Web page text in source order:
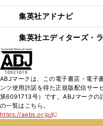
集英社アドナビ
集英社エディターズ・
ABJマークは、この電子書店・電子
ンツ使用許諾を得た正規版配信サー
第6091713号）です。ABJマークの
の一覧はこちら。
https://aebs.or.jp/
新